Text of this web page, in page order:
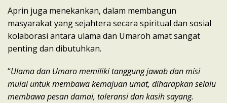
Aprin juga menekankan, dalam membangun
masyarakat yang sejahtera secara spiritual dan sosial
kolaborasi antara ulama dan Umaroh amat sangat
penting dan dibutuhkan.
“Ulama dan Umaro memiliki tanggung jawab dan misi
mulai untuk membawa kemajuan umat, diharapkan selalu
membawa pesan damai, toleransi dan kasih sayang.